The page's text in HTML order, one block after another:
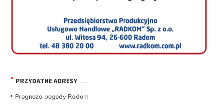
PRZYDATNE ADRESY
Prognoza pogody Radom